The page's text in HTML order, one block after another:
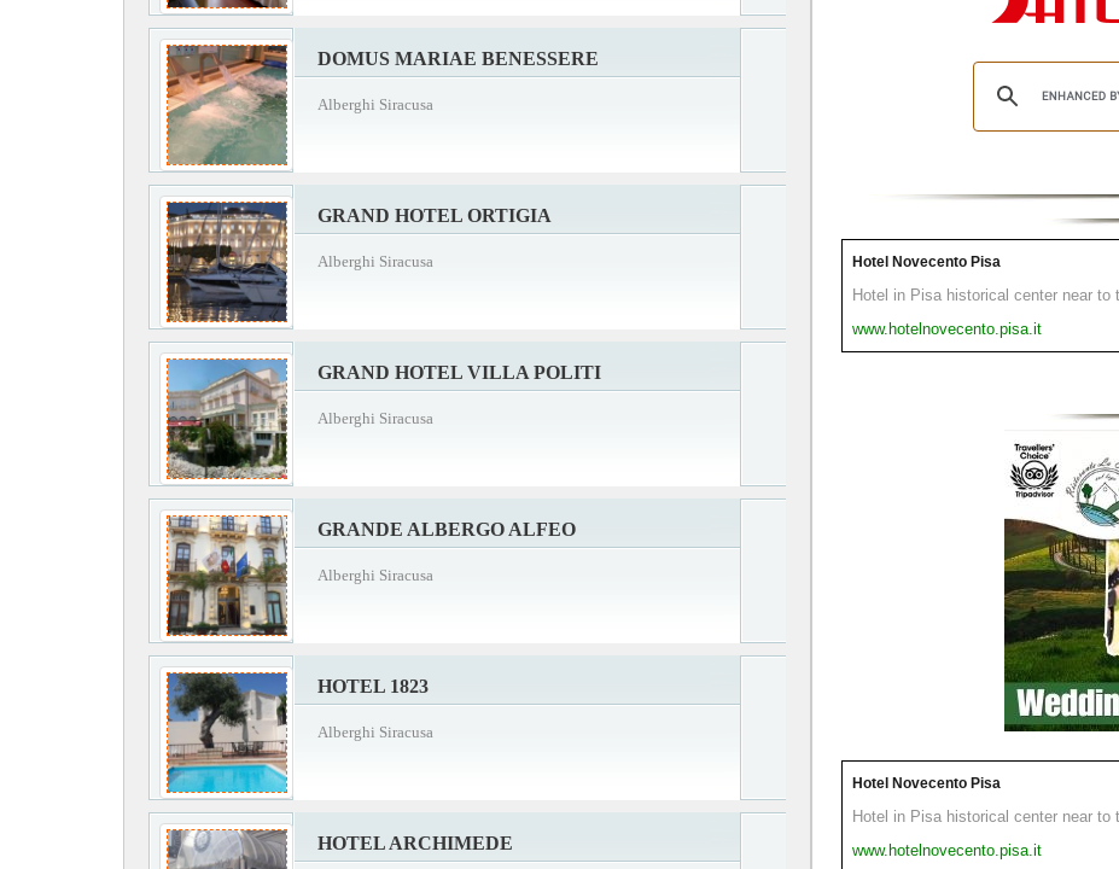
DOMUS MARIAE BENESSERE
Alberghi Siracusa
GRAND HOTEL ORTIGIA
Alberghi Siracusa
GRAND HOTEL VILLA POLITI
Alberghi Siracusa
GRANDE ALBERGO ALFEO
Alberghi Siracusa
HOTEL 1823
Alberghi Siracusa
HOTEL ARCHIMEDE
Hotel Novecento Pisa
Hotel in Pisa historical center near to
www.hotelnovecento.pisa.it
Hotel Novecento Pisa
Hotel in Pisa historical center near to
www.hotelnovecento.pisa.it